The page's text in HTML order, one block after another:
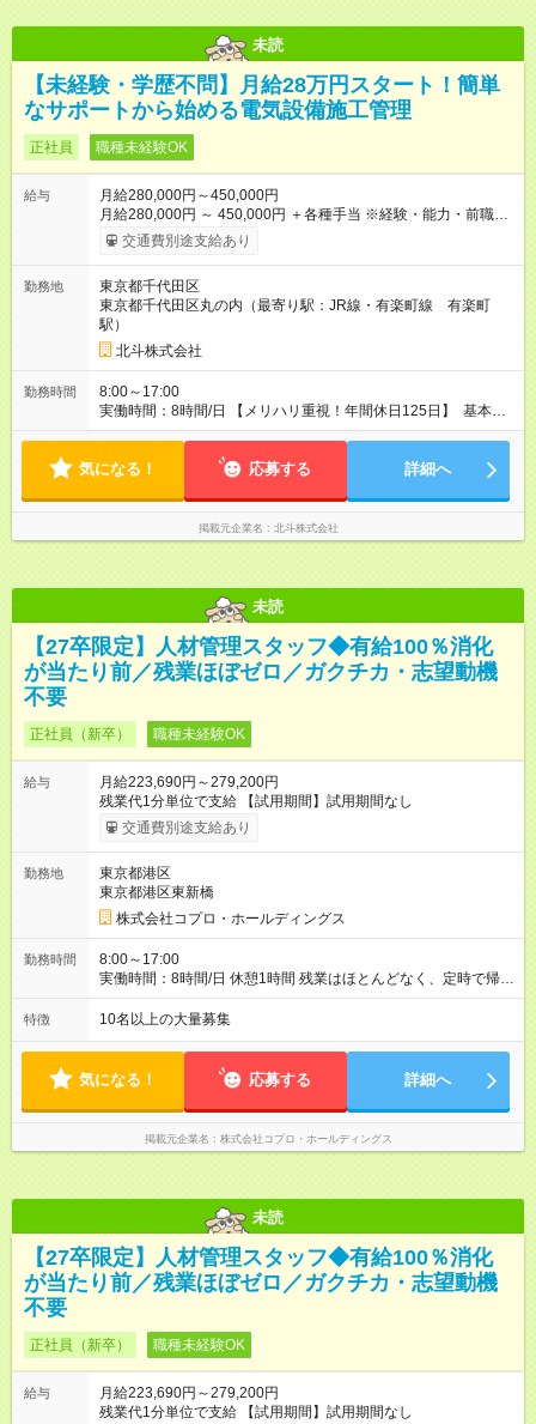
未読
【未経験・学歴不問】月給28万円スタート！簡単
なサポートから始める電気設備施工管理
正社員 職種未経験OK
給与
月給280,000円～450,000円
月給280,000円 ～ 450,000円 ＋各種手当 ※経験・能力・前職の
給与などを最大限考慮し、優遇いたします。 ※残業代は別途支
給いたします。 ＜給与例＞ ・完全未経験の方：月給280,000円
の経験をお持ちの方：月給 450,000円～ 賞与年2回／昨年度実績
1ヶ月分、昇給年1回 【試用期間】試用期間あり 試用期間の長
さ：3ヶ月 雇用形態、給与は本採用時と同じです。
交通費別途支給あり
勤務地
東京都千代田区
東京都千代田区丸の内（最寄り駅：JR線・有楽町線 有楽町
駅）
北斗株式会社
勤務時間
8:00～17:00
実働時間：8時間/日 【メリハリ重視！年間休日125日】 基本は
定時退社が中心ですが、繁忙期には月20時間程度の残業が発生
トを大切にしながら、しっかり稼げる「ちょうどいいバラン
気になる！ 応募する 詳細へ
掲載元企業名 北斗株式会社
未読
【27卒限定】人材管理スタッフ◆有給100％消化
が当たり前／残業ほぼゼロ／ガクチカ・志望動機
不要
正社員（新卒） 職種未経験OK
給与
月給223,690円～279,200円
残業代1分単位で支給 【試用期間】試用期間なし
交通費別途支給あり
勤務地
東京都港区
東京都港区東新橋
株式会社コプロ・ホールディングス
勤務時間
8:00～17:00
実働時間：8時間/日 休憩1時間 残業はほとんどなく、定時で帰れ
る日が多い働き方です。 毎日の業務は進捗管理や事務が中心な
ので、 「今日やるべき仕事」が終われば、自然と区切りをつけ
方を大切にしています。
特徴 10名以上の大量募集
気になる！ 応募する 詳細へ
掲載元企業名 株式会社コプロ・ホールディングス
未読
【27卒限定】人材管理スタッフ◆有給100％消化
が当たり前／残業ほぼゼロ／ガクチカ・志望動機
不要
正社員（新卒） 職種未経験OK
給与
月給223,690円～279,200円
残業代1分単位で支給 【試用期間】試用期間なし